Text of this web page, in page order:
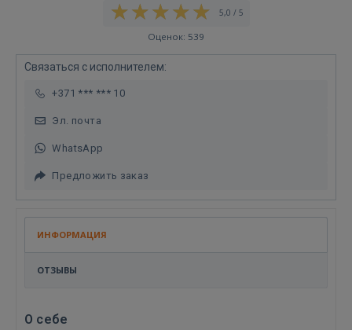
5,0 / 5
Оценок: 539
Связаться с исполнителем:
+371 *** *** 10
Эл. почта
WhatsApp
Предложить заказ
ИНФОРМАЦИЯ
ОТЗЫВЫ
О себе